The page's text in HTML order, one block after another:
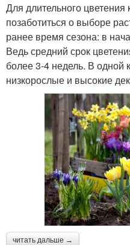
Для длительного
позаботиться о выборе
ранее время сезона: в
Ведь средний срок
более 3-4 недель. В одной
низкорослые и высокие
читать дальше →